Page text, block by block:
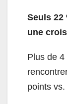
Seuls 22
une
Plus de
points